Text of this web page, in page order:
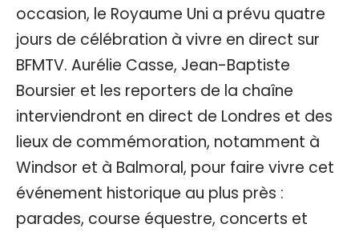
occasion, le Royaume Uni a prévu quatre
jours de célébration à vivre en direct sur
BFMTV. Aurélie Casse, Jean-Baptiste
Boursier et les reporters de la chaîne
interviendront en direct de Londres et des
lieux de commémoration, notamment à
Windsor et à Balmoral, pour faire vivre cet
événement historique au plus près :
parades, course équestre, concerts et